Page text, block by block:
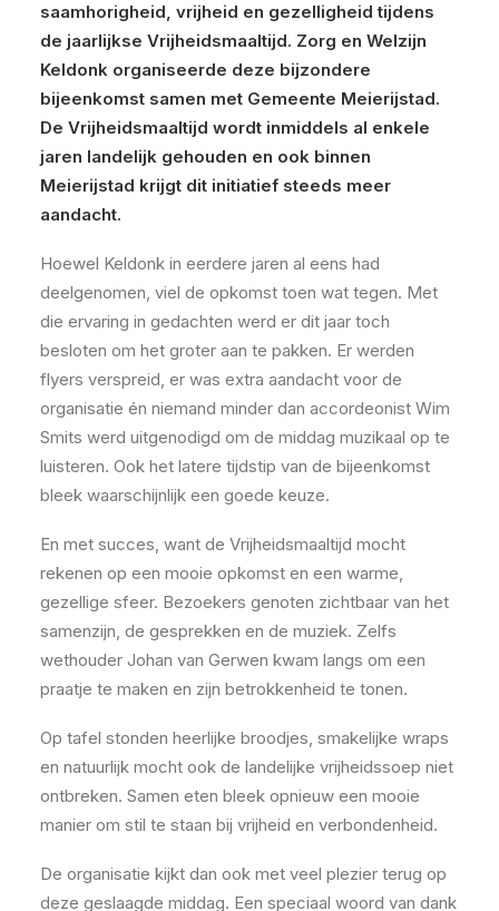
saamhorigheid, vrijheid en gezelligheid tijdens
de jaarlijkse Vrijheidsmaaltijd. Zorg en Welzijn
Keldonk organiseerde deze bijzondere
bijeenkomst samen met Gemeente Meierijstad.
De Vrijheidsmaaltijd wordt inmiddels al enkele
jaren landelijk gehouden en ook binnen
Meierijstad krijgt dit initiatief steeds meer
aandacht.
Hoewel Keldonk in eerdere jaren al eens had
deelgenomen, viel de opkomst toen wat tegen. Met
die ervaring in gedachten werd er dit jaar toch
besloten om het groter aan te pakken. Er werden
flyers verspreid, er was extra aandacht voor de
organisatie én niemand minder dan accordeonist Wim
Smits werd uitgenodigd om de middag muzikaal op te
luisteren. Ook het latere tijdstip van de bijeenkomst
bleek waarschijnlijk een goede keuze.
En met succes, want de Vrijheidsmaaltijd mocht
rekenen op een mooie opkomst en een warme,
gezellige sfeer. Bezoekers genoten zichtbaar van het
samenzijn, de gesprekken en de muziek. Zelfs
wethouder Johan van Gerwen kwam langs om een
praatje te maken en zijn betrokkenheid te tonen.
Op tafel stonden heerlijke broodjes, smakelijke wraps
en natuurlijk mocht ook de landelijke vrijheidssoep niet
ontbreken. Samen eten bleek opnieuw een mooie
manier om stil te staan bij vrijheid en verbondenheid.
De organisatie kijkt dan ook met veel plezier terug op
deze geslaagde middag. Een speciaal woord van dank